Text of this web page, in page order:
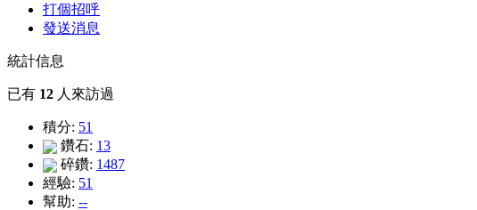
打個招呼
發送消息
統計信息
已有 12 人來訪過
積分: 51
鑽石: 13
碎鑽: 1487
經驗: 51
幫助: --